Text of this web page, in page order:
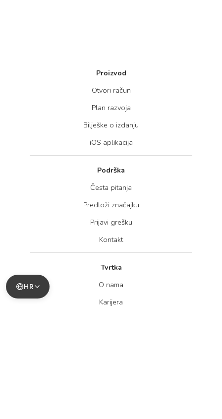
HR
Proizvod
Otvori račun
Plan razvoja
Bilješke o izdanju
iOS aplikacija
Podrška
Česta pitanja
Predloži značajku
Prijavi grešku
Kontakt
Tvrtka
O nama
Karijera